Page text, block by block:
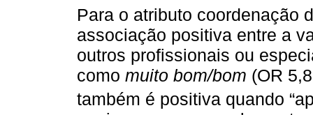
Para o atributo coordenação
associação positiva entre a
outros profissionais ou
como muito bom/bom (OR
também é positiva quando